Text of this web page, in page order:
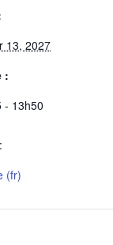
13, 2027
:
- 13h50
(fr)